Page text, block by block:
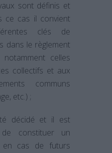
sont définis et
ce cas il convient
clés de
dans le règlement
celles
collectifs et aux
communs
etc.) ;
décidé et il est
constituer un
cas de futurs